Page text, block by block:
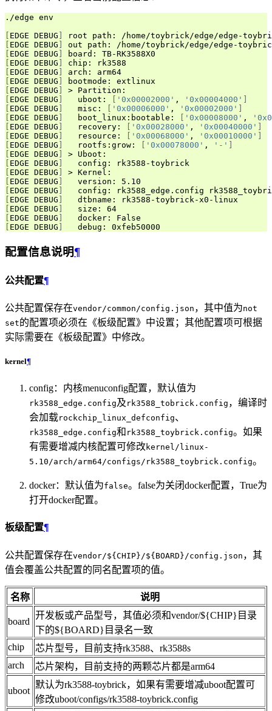
./edge env
[ EDGE DEBUG ]
[ EDGE DEBUG ]
[ EDGE DEBUG ]
[ EDGE DEBUG ]
[ EDGE DEBUG ]
[ EDGE DEBUG ]
[ EDGE DEBUG ]
[ EDGE DEBUG ]
   uboot:
[ '0x00002000' , '0x00004000' ]
[ EDGE DEBUG ]
   misc:
[ '0x00006000' , '0x00002000' ]
[ EDGE DEBUG ]
   boot_linux:bootable:
[ '0x00008000' ,
[ EDGE DEBUG ]
   recovery:
[ '0x00028000' , '0x00040000' ]
[ EDGE DEBUG ]
   resource:
[ '0x00068000' , '0x00010000' ]
[ EDGE DEBUG ]
   rootfs:grow:
[ '0x00078000' , '-' ]
[ EDGE DEBUG ]
[ EDGE DEBUG ]
[ EDGE DEBUG ]
[ EDGE DEBUG ]
[ EDGE DEBUG ]
[ EDGE DEBUG ]
[ EDGE DEBUG ]
[ EDGE DEBUG ]
[ EDGE DEBUG ]
配置信息说明¶
公共配置¶
公共配置保存在vendor/common/config.json ，其中值为not
set的配置项必须在《板级配置》中设置；其他配置项可根据
实际需要在《板级配置》中修改。
kernel¶
config：内核menuconfig配置，默认值为
rk3588_edge.config及 rk3588_tobrick.config ，编译时
会加载rockchip_linux_defconfig、
rk3588_edge.config和 rk3588_toybrick.config。如果
有需要增减内核配置可修改kernel/linux-
5.10/arch/arm64/configs/rk3588_toybrick.config。
docker：默认值为false。false为关闭docker配置，True为
打开docker配置。
板级配置¶
公共配置保存在vendor/${CHIP}/${BOARD}/config.json ，其
值会覆盖公共配置的同名配置项的值。
名称 说明
board
开发板或产品型号，其值必须和vendor/${CHIP}目录
下的${BOARD}目录名一致
chip
芯片型号，目前支持rk3588、rk3588s
arch
芯片架构，目前支持的两颗芯片都是arm64
uboot
默认为rk3588-toybrick，如果有需要增减uboot配置可
修改uboot/configs/rk3588-toybrick.config